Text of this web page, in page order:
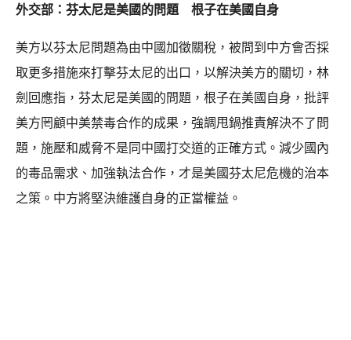
外交部：芬太尼是美國的問題 根子在美國自身
美方以芬太尼問題為由中國加徵關稅，被問到中方會否採
取更多措施來打擊芬太尼的出口，以解決美方的關切，林
劍回應指，芬太尼是美國的問題，根子在美國自身，批評
美方罔顧中美禁毒合作的成果，強調甩鍋推責解決不了問
題，施壓和威脅不是同中國打交道的正確方式。減少國內
的毒品需求、加強執法合作，才是美國芬太尼危機的治本
之策。中方將堅決維護自身的正當權益。